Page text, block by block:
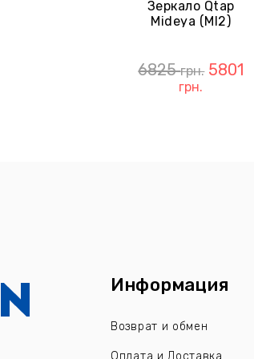
Зеркало Qtap
Mideya (MI2)
Подсветкой Touch,
С
Антизапотеванием,
6825грн. 5801
грн.
Информация
Возврат и обмен
Оплата и Доставка